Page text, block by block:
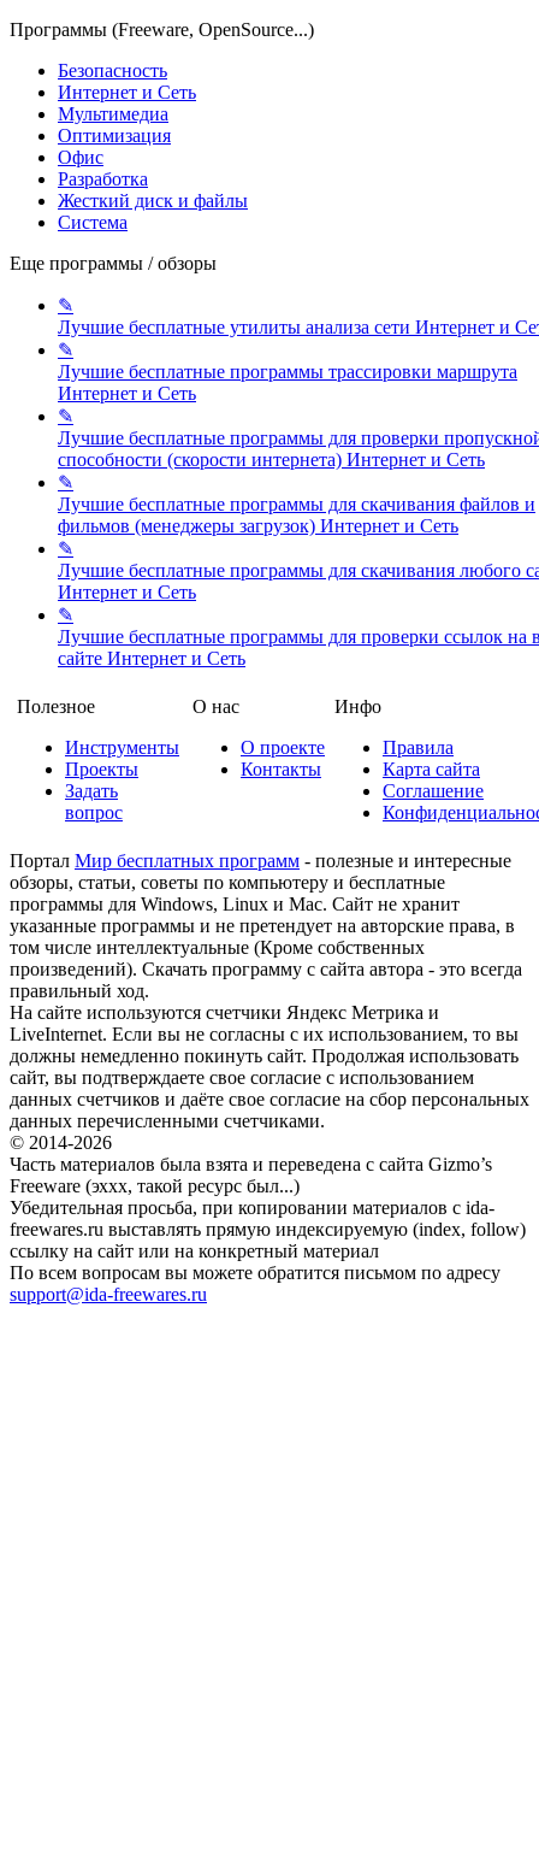
Программы (Freeware, OpenSource...)
Безопасность
Интернет и Сеть
Мультимедиа
Оптимизация
Офис
Разработка
Жесткий диск и файлы
Система
Еще программы / обзоры
✎
Лучшие бесплатные утилиты анализа сети Интернет и
✎
Лучшие бесплатные программы трассировки маршрута
Интернет и Сеть
✎
Лучшие бесплатные программы для проверки
способности (скорости интернета) Интернет и Сеть
✎
Лучшие бесплатные программы для скачивания файлов и
фильмов (менеджеры загрузок) Интернет и Сеть
✎
Лучшие бесплатные программы для скачивания любого
Интернет и Сеть
✎
Лучшие бесплатные программы для проверки ссылок на
сайте Интернет и Сеть
Полезное
Инструменты
Проекты
Задать
вопрос
О нас
О проекте
Контакты
Инфо
Правила
Карта сайта
Соглашение
Портал Мир бесплатных программ - полезные и интересные
обзоры, статьи, советы по компьютеру и бесплатные
программы для Windows, Linux и Mac. Сайт не хранит
указанные программы и не претендует на авторские права, в
том числе интеллектуальные (Кроме собственных
произведений). Скачать программу с сайта автора - это всегда
правильный ход.
На сайте используются счетчики Яндекс Метрика и
LiveInternet. Если вы не согласны с их использованием, то вы
должны немедленно покинуть сайт. Продолжая использовать
сайт, вы подтверждаете свое согласие с использованием
данных счетчиков и даёте свое согласие на сбор персональных
данных перечисленными счетчиками.
© 2014-2026
Часть материалов была взята и переведена с сайта Gizmo’s
Freeware (эххх, такой ресурс был...)
Убедительная просьба, при копировании материалов с ida-
freewares.ru выставлять прямую индексируемую (index, follow)
ссылку на сайт или на конкретный материал
По всем вопросам вы можете обратится письмом по адресу
support@ida-freewares.ru